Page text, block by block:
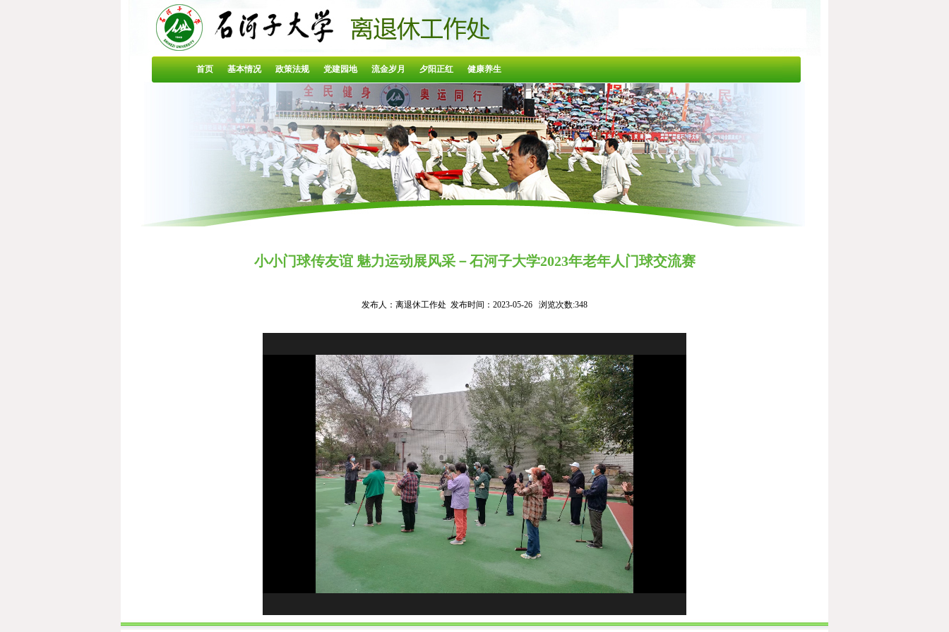
首页 基本情况 政策法规 党建园地 流金岁月 夕阳正红 健康养生
小小门球传友谊 魅力运动展风采－石河子大学2023年老年人门球交流赛
发布人：离退休工作处 发布时间：2023-05-26 浏览次数:348